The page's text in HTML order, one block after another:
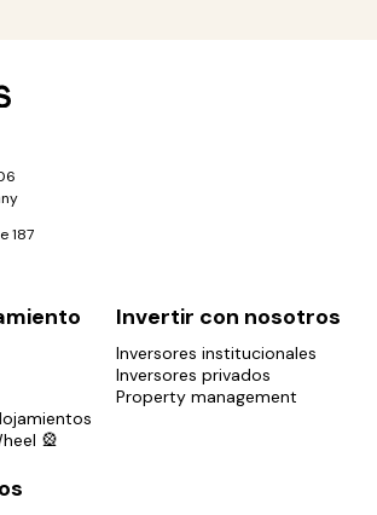
187
🎡
Invertir con nosotros
Inversores institucionales
Inversores privados
Property management